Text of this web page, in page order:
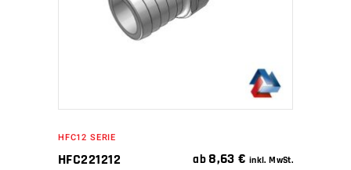
HFC12 SERIE
HFC221212 ab 8,63€ inkl. MwSt.